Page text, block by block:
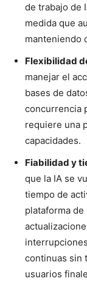
de trabajo de
medida que
manteniendo
Flexibilidad
manejar el
bases de
concurrencia
requiere una
capacidades.
Fiabilidad y
que la IA se
tiempo de
plataforma
continuas sin
usuarios